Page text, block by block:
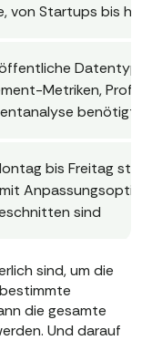
von Startups bis
Metriken,
benötigt
bis Freitag
sind
sind, um die
die gesamte
Und darauf